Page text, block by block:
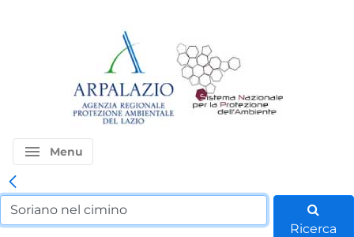
menu Menu
Ricerca